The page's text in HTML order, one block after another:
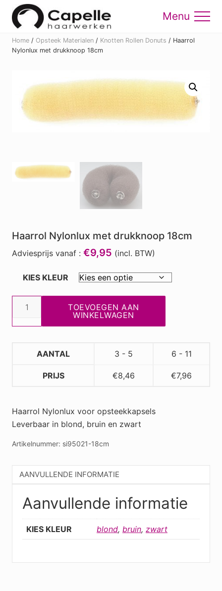
Menu
Skip
content
Skip
Menu
Home / Opsteek Materialen / Knotten Rollen Donuts / Haarrol
Nylonlux met drukknoop 18cm
Haarrol Nylonlux met drukknoop 18cm
Adviesprijs vanaf : €9,95 (incl. BTW)
KIES KLEUR
Haarrol
met
TOEVOEGEN AAN
WINKELWAGEN
AANTAL 3 - 5 6 - 11
PRIJS €8,46 €7,96
Haarrol Nylonlux voor opsteekkapsels
Leverbaar in blond, bruin en zwart
Artikelnummer: si95021-18cm
AANVULLENDE INFORMATIE
Aanvullende informatie
KIES KLEUR blond, bruin, zwart